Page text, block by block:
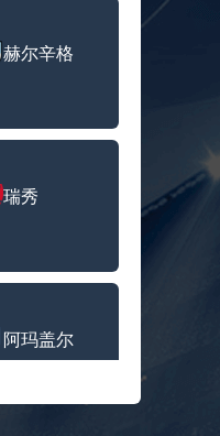
录像回放
像回放
像回放
像回放
录像回放
像回放
赫尔辛格
瑞秀
阿玛盖尔